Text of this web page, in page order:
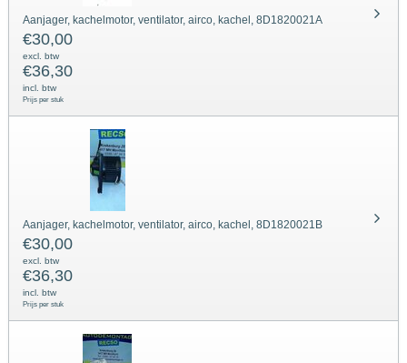
Aanjager, kachelmotor, ventilator, airco, kachel, 8D1820021A
€30,00
excl. btw
€36,30
incl. btw
Prijs per stuk
Aanjager, kachelmotor, ventilator, airco, kachel, 8D1820021B
€30,00
excl. btw
€36,30
incl. btw
Prijs per stuk